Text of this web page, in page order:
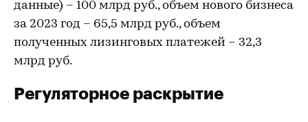
данные) – 100 млрд руб., объем нового бизнеса
за 2023 год – 65,5 млрд руб., объем
полученных лизинговых платежей – 32,3
млрд руб.
Регуляторное раскрытие